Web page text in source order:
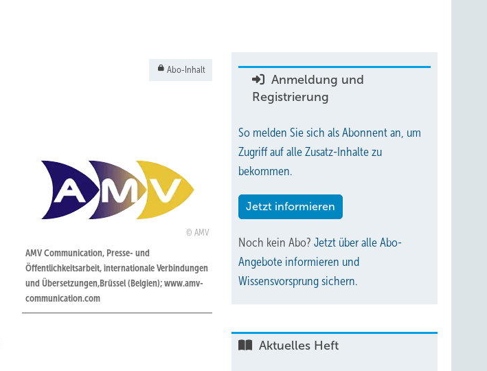
Abo-Inhalt
AMV
AMV Communication, Presse- und
Öffentlichkeitsarbeit, ­internationale Verbindungen
und Übersetzungen,Brüssel (Belgien); www.amv-
communication.com
Anmeldung und
Registrierung
So melden Sie sich als Abonnent an, um
Zugriff auf alle Zusatz-Inhalte zu
bekommen.
Jetzt informieren
Noch kein Abo? Jetzt über alle Abo-
Angebote informieren und
Wissensvorsprung sichern.
Aktuelles Heft